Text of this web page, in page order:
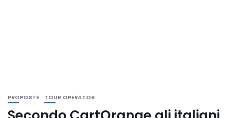
PROPOSTE TOUR OPERATOR